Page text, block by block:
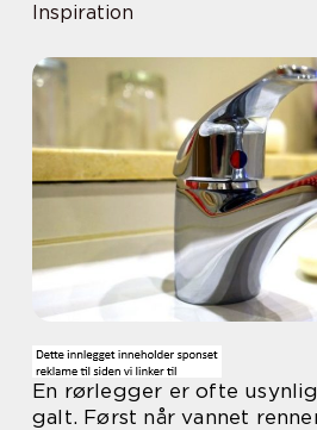
Inspiration
En rørlegger er ofte
galt. Først når vannet